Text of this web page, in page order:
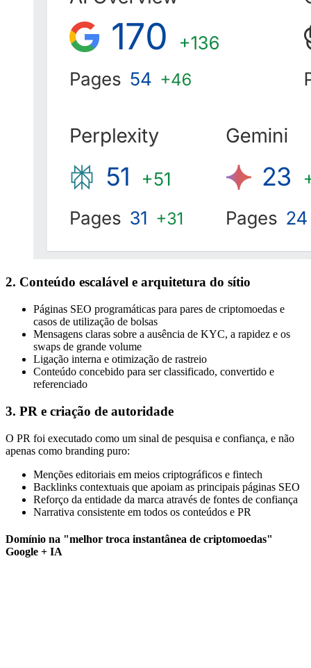
2. Conteúdo escalável e arquitetura do sítio
Páginas SEO programáticas para pares de criptomoedas e
casos de utilização de bolsas
Mensagens claras sobre a ausência de KYC, a rapidez e os
swaps de grande volume
Ligação interna e otimização de rastreio
Conteúdo concebido para ser classificado, convertido e
referenciado
3. PR e criação de autoridade
O PR foi executado como um sinal de pesquisa e confiança, e não
apenas como branding puro:
Menções editoriais em meios criptográficos e fintech
Backlinks contextuais que apoiam as principais páginas SEO
Reforço da entidade da marca através de fontes de confiança
Narrativa consistente em todos os conteúdos e PR
Domínio na "melhor troca instantânea de criptomoedas"
Google + IA